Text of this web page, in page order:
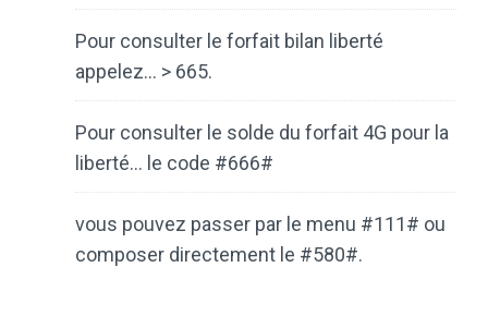
Pour consulter le forfait bilan liberté
appelez… > 665.
Pour consulter le solde du forfait 4G pour la
liberté… le code #666#
vous pouvez passer par le menu #111# ou
composer directement le #580#.